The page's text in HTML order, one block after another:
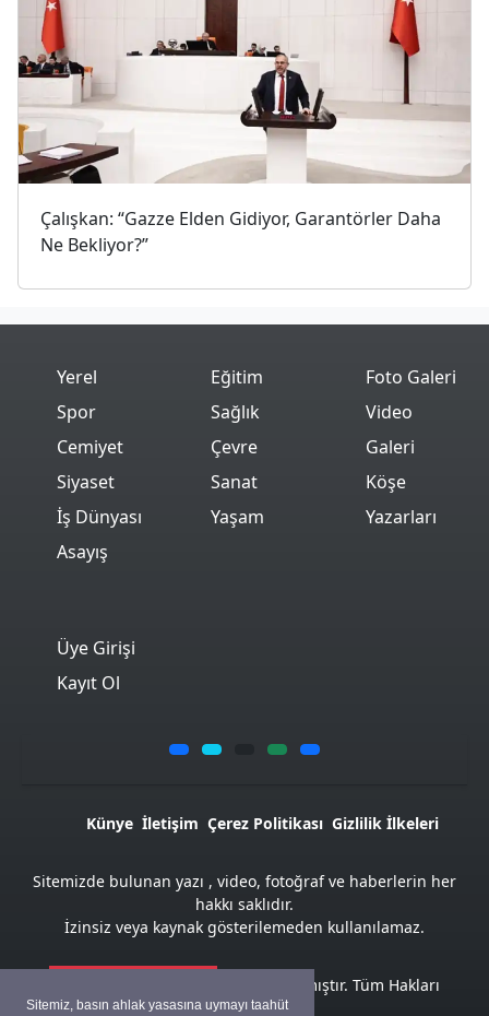
Sitemiz, basın ahlak yasasına uymayı taahüt
Çalışkan: “Gazze Elden Gidiyor, Garantörler Daha
Ne Bekliyor?”
Yerel
Spor
Cemiyet
Siyaset
İş Dünyası
Asayış
Eğitim
Sağlık
Çevre
Sanat
Yaşam
Foto Galeri
Video
Galeri
Köşe
Yazarları
Üye Girişi
Kayıt Ol
Künye İletişim Çerez Politikası Gizlilik İlkeleri
Sitemizde bulunan yazı , video, fotoğraf ve haberlerin her
hakkı saklıdır.
İzinsiz veya kaynak gösterilemeden kullanılamaz.
ile hazırlanmıştır. Tüm Hakları
Saklıdır